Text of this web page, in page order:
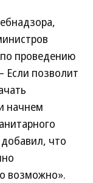
проведению
позволит
начнем
что
возможно».